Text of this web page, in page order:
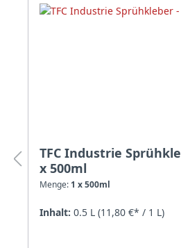
TFC Industrie
x 500ml
Menge: 1 x 500ml
Inhalt: 0.5 L (11,80 €* / 1 L)